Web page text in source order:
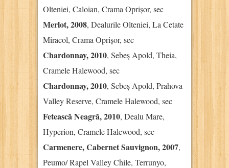
Olteniei, Caloian, Crama Oprișor, sec
Merlot, 2008, Dealurile Olteniei, La Cetate
Miracol, Crama Oprișor, sec
Chardonnay, 2010, Sebeș Apold, Theia,
Cramele Halewood, sec
Chardonnay, 2010, Sebeș Apold, Prahova
Valley Reserve, Cramele Halewood, sec
Fetească Neagră, 2010, Dealu Mare,
Hyperion, Cramele Halewood, sec
Carmenere, Cabernet Sauvignon, 2007,
Peumo/ Rapel Valley Chile, Terrunyo,